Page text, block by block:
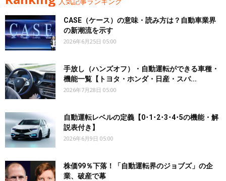
CASE（ケース）の意味・読み方は？自動車業界
の新潮流を示す
2026年6月25日 05:00
手放し（ハンズオフ）・自動運転ができる車種・
機能一覧【トヨタ・ホンダ・日産・スバ...
2026年7月28日 05:00
自動運転レベルの定義【0･1･2･3･4･5の機能・解
説表付き】
2026年6月9日 05:00
株価99％下落！「自動運転界のジョブズ」の企
業、破産で幕